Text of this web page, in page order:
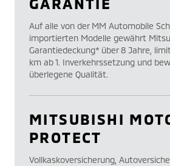
Auf alle von der MM Automobile
importierten Modelle gewährt
Garantiedeckung* über 8 Jahre,
km ab 1. Inverkehrssetzung und
überlegene Qualität.
MITSUBISHI
PROTECT
Vollkaskoversicherung,